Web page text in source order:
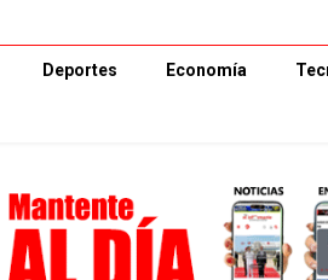
Deportes Economía